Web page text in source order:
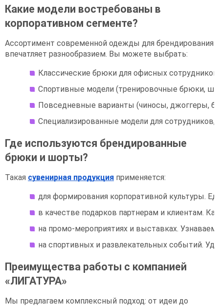
Какие модели востребованы в
корпоративном сегменте?
Ассортимент современной одежды для брендирования
впечатляет разнообразием. Вы можете выбрать:
Классические брюки для офисных
Спортивные модели (тренировочные брюки,
Повседневные варианты (чиносы, джоггеры,
Специализированные модели для
Где используются брендированные
брюки и шорты?
Такая сувенирная продукция применяется:
для формирования корпоративной культуры.
в качестве подарков партнерам и клиентам.
на промо-мероприятиях и выставках.
на спортивных и развлекательных событий.
Преимущества работы с компанией
«ЛИГАТУРА»
Мы предлагаем комплексный подход: от идеи до